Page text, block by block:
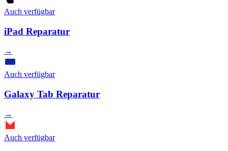
Auch verfügbar
iPad Reparatur
→
Auch verfügbar
Galaxy Tab Reparatur
→
Auch verfügbar